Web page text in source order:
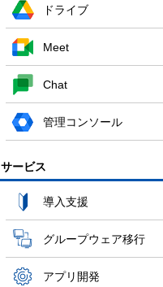
ドライブ
Meet
Chat
管理コンソール
サービス
導入支援
グループウェア移行
アプリ開発